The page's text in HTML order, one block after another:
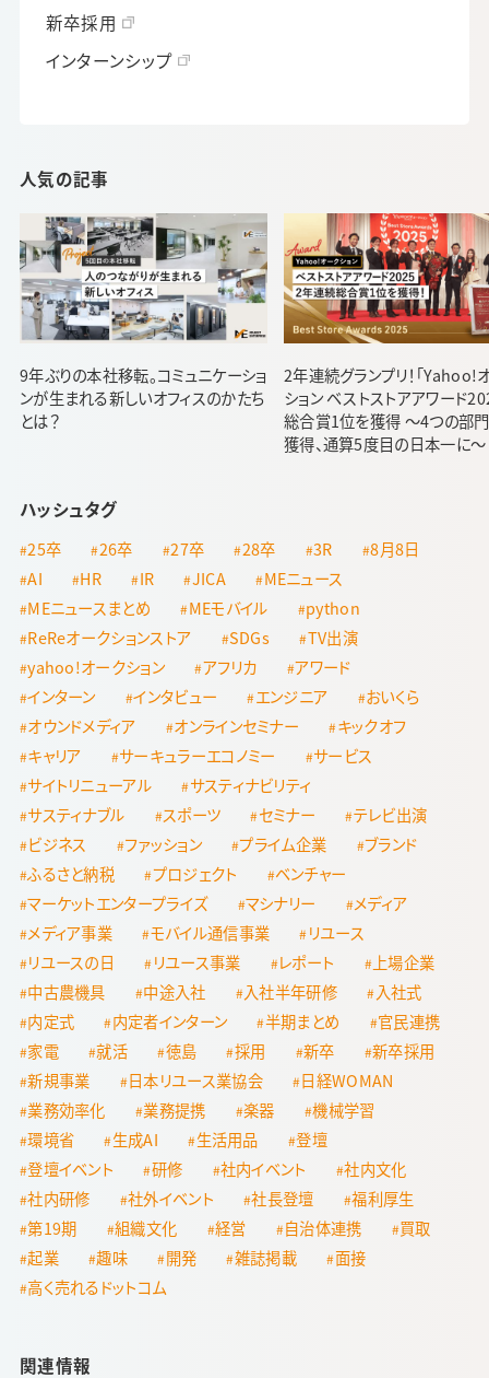
新卒採用
インターンシップ
人気の記事
9年ぶりの本社移転。コミュニケーショ
ンが生まれる新しいオフィスのかたち
とは？
2年連続グランプリ！「Yahoo!
ション ベストストアアワード
総合賞1位を獲得 ～4つの部
獲得、通算5度目の日本一に～
ハッシュタグ
25卒 26卒 27卒 28卒 3R
8月8日
AI
HR IR JICA
MEニュース
MEニュースまとめ
MEモバイル
python
ReReオークションストア
SDGs
TV出演
yahoo!オークション
アフリカ
アワード
インターン
インタビュー エンジニア
おいくら
オウンドメディア
オンラインセミナー
キックオフ
キャリア
サーキュラーエコノミー
サービス
サイトリニューアル
サスティナビリティ
サスティナブル
スポーツ セミナー
テレビ出演
ビジネス
ファッション プライム企業
ブランド
ふるさと納税
プロジェクト
ベンチャー
マーケットエンタープライズ
マシナリー
メディア
メディア事業
モバイル通信事業
リユース
リユースの日
リユース事業 レポート
上場企業
中古農機具
中途入社 入社半年研修
入社式
内定式
内定者インターン 半期まとめ
官民連携
家電
就活 徳島 採用 新卒
新卒採用
新規事業
日本リユース業協会
日経WOMAN
業務効率化
業務提携 楽器
機械学習
環境省
生成AI 生活用品
登壇
登壇イベント
研修 社内イベント
社内文化
社内研修
社外イベント 社長登壇
福利厚生
第19期
組織文化 経営 自治体連携
買取
起業
趣味 開発 雑誌掲載
面接
高く売れるドットコム
関連情報